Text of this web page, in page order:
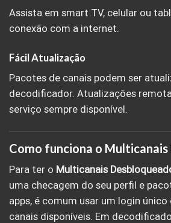
Assista em smart TV, celular ou
conexão com a internet.
Fácil Atualização
Pacotes de canais podem ser
decodificador. Atualizações
serviço sempre disponível.
Como funciona o Multicanais
Para ter o Multicanais
uma checagem do seu perfil e
apps, é comum usar um login
canais disponíveis. Em